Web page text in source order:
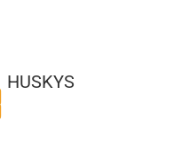
HUSKYS